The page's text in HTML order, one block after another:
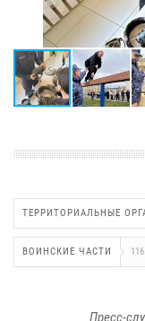
ТЕРРИТОРИАЛЬНЫЕ
ВОИНСКИЕ ЧАСТИ
Пресс-